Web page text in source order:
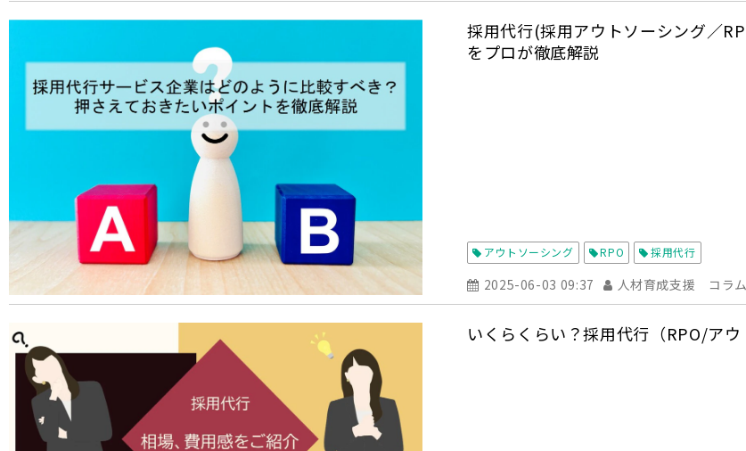
採用代行(採用アウトソーシング／
をプロが徹底解説
アウトソーシング RPO 採用代行
2025-06-03 09:37 人材育成支援 コラ
いくらくらい？採用代行（RPO/ア